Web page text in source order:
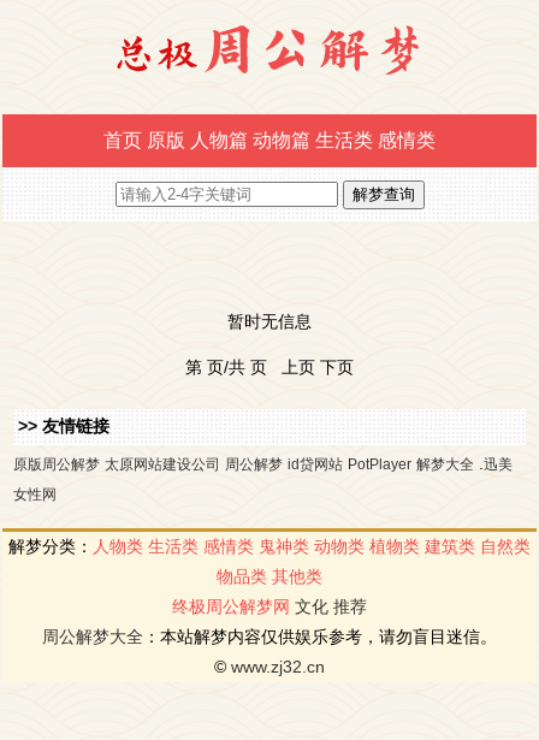
首页 原版 人物篇 动物篇 生活类 感情类
暂时无信息
第 页/共 页 上页 下页
>> 友情链接
原版周公解梦 太原网站建设公司 周公解梦 id贷网站 PotPlayer 解梦大全
迅美
女性网
解梦分类： 人物类 生活类 感情类 鬼神类 动物类 植物类 建筑类 自然类
物品类 其他类
终极周公解梦网 文化 推荐
周公解梦大全 ：本站解梦内容仅供娱乐参考，请勿盲目迷信。
© www.zj32.cn